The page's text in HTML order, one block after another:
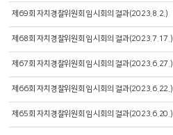
제69회 자치경찰위원회 임시회의 결과(2023.8.2.)
제68회 자치경찰위원회 임시회의 결과(2023.7.17.)
제67회 자치경찰위원회 임시회의 결과(2023.6.27.)
제66회 자치경찰위원회 임시회의 결과(2023.6.22.)
제65회 자치경찰위원회 임시회의 결과(2023.6.20.)